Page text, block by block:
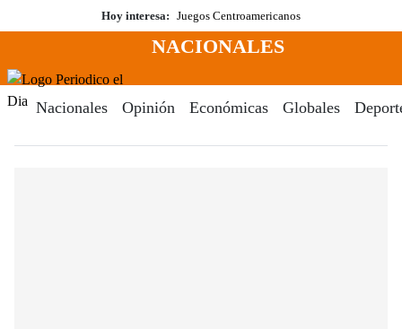
al
Hoy interesa: Juegos Centroamericanos
Menú
NACIONALES
Nacionales Opinión Económicas Globales